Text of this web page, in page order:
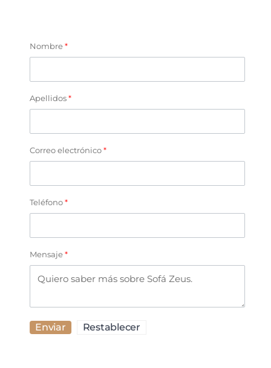
Nombre *
Apellidos *
Correo electrónico *
Teléfono *
Mensaje *